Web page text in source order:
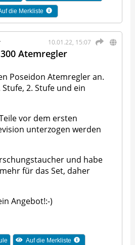
die Merkliste
10.01.22, 15:07
Atemregler
Poseidon Atemregler an.
2. Stufe und ein
vor dem ersten
unterzogen werden
und habe
für das Set, daher
Angebot!:-)
Auf die Merkliste